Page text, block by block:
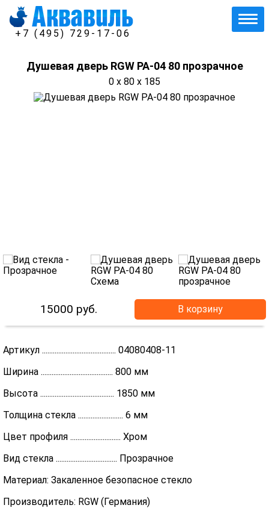
+7 (495) 729-17-06
Душевая дверь RGW PA-04 80 прозрачное
0 x 80 x 185
15000 руб. В корзину
Артикул ......................................... 04080408-11
Ширина ........................................ 800 мм
Высота ......................................... 1850 мм
Толщина стекла ......................... 6 мм
Цвет профиля ............................ Хром
Вид стекла .................................. Прозрачное
Материал: Закаленное безопасное стекло
Производитель: RGW (Германия)